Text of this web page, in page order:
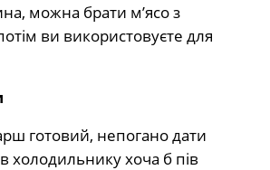
можна брати м’ясо з
ви використовуєте для
готовий, непогано дати
холодильнику хоча б пів